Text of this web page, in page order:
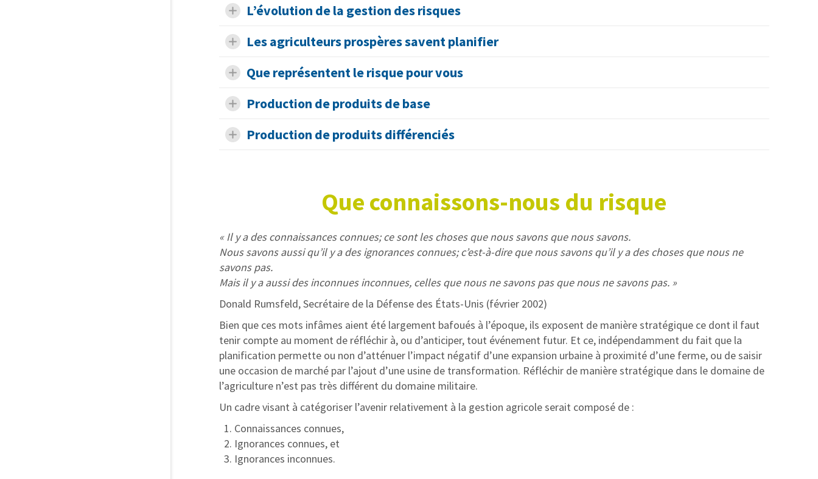
L’évolution de la gestion des risques
Les agriculteurs prospères savent planifier
Que représentent le risque pour vous
Production de produits de base
Production de produits différenciés
Que connaissons-nous du risque
« Il y a des connaissances connues; ce sont les choses que nous savons que nous savons.
Nous savons aussi qu’il y a des ignorances connues; c’est-à-dire que nous savons qu’il y a des choses que nous ne
savons pas.
Mais il y a aussi des inconnues inconnues, celles que nous ne savons pas que nous ne savons pas. »
Donald Rumsfeld, Secrétaire de la Défense des États-Unis (février 2002)
Bien que ces mots infâmes aient été largement bafoués à l’époque, ils exposent de manière stratégique ce dont il faut
tenir compte au moment de réfléchir à, ou d’anticiper, tout événement futur. Et ce, indépendamment du fait que la
planification permette ou non d’atténuer l’impact négatif d’une expansion urbaine à proximité d’une ferme, ou de saisir
une occasion de marché par l’ajout d’une usine de transformation. Réfléchir de manière stratégique dans le domaine de
l’agriculture n’est pas très différent du domaine militaire.
Un cadre visant à catégoriser l’avenir relativement à la gestion agricole serait composé de :
Connaissances connues,
Ignorances connues, et
Ignorances inconnues.